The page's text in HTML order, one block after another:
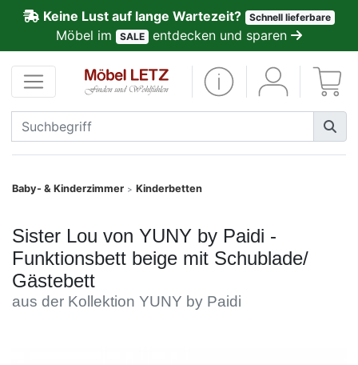
Keine Lust auf lange Wartezeit? Schnell lieferbare
Möbel im SALE entdecken und sparen
Baby- & Kinderzimmer > Kinderbetten
Sister Lou von YUNY by Paidi -
Funktionsbett beige mit Schublade/
Gästebett
aus der Kollektion YUNY by Paidi
Kundenmeinungen
Anmelden
PREMIUM
Schnell
SALE
Polsterplaner